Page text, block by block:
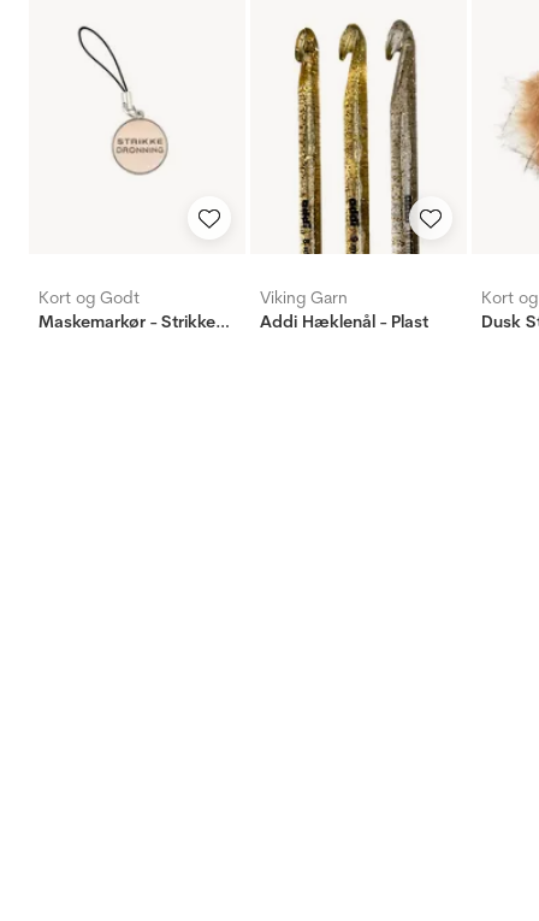
Kort og Godt
Maskemarkør - Strikkedronning - lys brun
Viking Garn
Addi Hæklenål - Plast
Kort
Dusk